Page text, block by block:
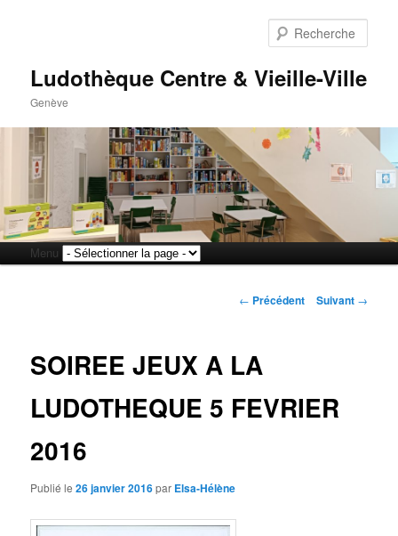
Ludothèque Centre & Vieille-Ville
Genève
principal
Aller
principal
Aller
secondaire
Navigation
← Précédent Suivant →
SOIREE JEUX A LA
LUDOTHEQUE 5 FEVRIER
2016
Publié le26 janvier 2016par Elsa-Hélène